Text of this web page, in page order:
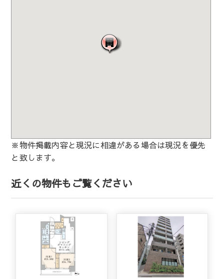
※物件掲載内容と現況に相違がある場合は現況を優先
と致します。
近くの物件もご覧ください